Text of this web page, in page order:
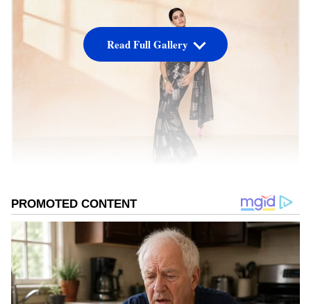
నాగ చైతన్యతో బ్రేకప్ తర్వాత సమంత బాగా బిజీగా
మారిపోయింది. బాలీవుడ్ లో సైతం సామ్ ఆఫర్స్
అందుకుంటోంది. సమంత ఇటీవల నటించిన కన్మణి రాంబో
ఖతీజా ఏప్రిల్ 28న ప్రేక్షకుల ముందుకు వచ్చింది. ఈ చిత్రం
Read Full Gallery